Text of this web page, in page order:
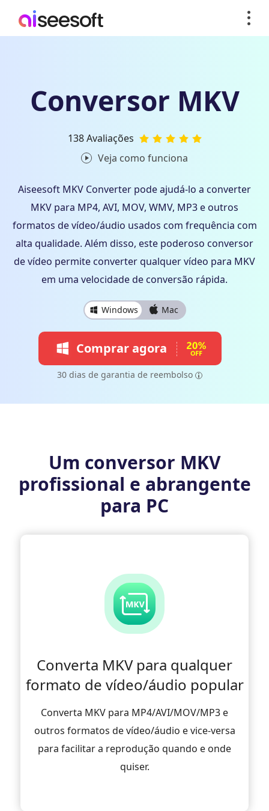
Conversor MKV
138 Avaliações
Veja como funciona
Aiseesoft MKV Converter pode ajudá-lo a converter
MKV para MP4, AVI, MOV, WMV, MP3 e outros
formatos de vídeo/áudio usados ​​com frequência com
alta qualidade. Além disso, este poderoso conversor
de vídeo permite converter qualquer vídeo para MKV
em uma velocidade de conversão rápida.
Windows Mac
Comprar agora
30 dias de garantia de reembolso
Um conversor MKV
profissional e abrangente
para PC
Converta MKV para qualquer
formato de vídeo/áudio popular
Converta MKV para MP4/AVI/MOV/MP3 e
outros formatos de vídeo/áudio e vice-versa
para facilitar a reprodução quando e onde
quiser.